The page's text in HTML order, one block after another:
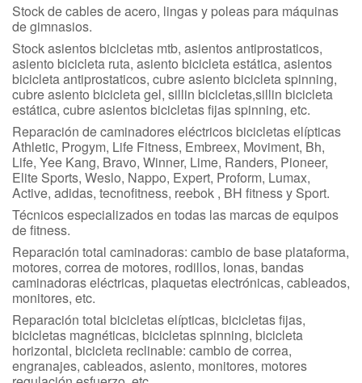
Stock de cables de acero, lingas y poleas para máquinas
de gimnasios.
Stock asientos bicicletas mtb, asientos antiprostaticos,
asiento bicicleta ruta, asiento bicicleta estática, asientos
bicicleta antiprostaticos, cubre asiento bicicleta spinning,
cubre asiento bicicleta gel, sillin bicicletas,sillin bicicleta
estática, cubre asientos bicicletas fijas spinning, etc.
Reparación de caminadores eléctricos bicicletas elípticas
Athletic, Progym, Life Fitness, Embreex, Moviment, Bh,
Life, Yee Kang, Bravo, Winner, Lime, Randers, Pioneer,
Elite Sports, Weslo, Nappo, Expert, Proform, Lumax,
Active, adidas, tecnofitness, reebok , BH fitness y Sport.
Técnicos especializados en todas las marcas de equipos
de fitness.
Reparación total caminadoras: cambio de base plataforma,
motores, correa de motores, rodillos, lonas, bandas
caminadoras eléctricas, plaquetas electrónicas, cableados,
monitores, etc.
Reparación total bicicletas elípticas, bicicletas fijas,
bicicletas magnéticas, bicicletas spinning, bicicleta
horizontal, bicicleta reclinable: cambio de correa,
engranajes, cableados, asiento, monitores, motores